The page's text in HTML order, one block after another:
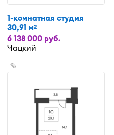
1-комнатная студия
30,91 м2
6 138 000 руб.
Чацкий
✎